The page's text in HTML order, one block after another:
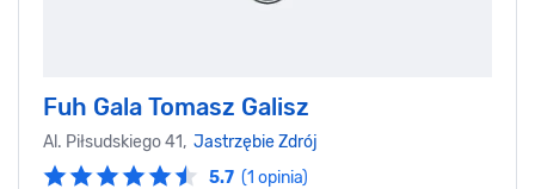
Fuh Gala Tomasz Galisz
Al. Piłsudskiego 41, Jastrzębie Zdrój
5.7 (1 opinia)